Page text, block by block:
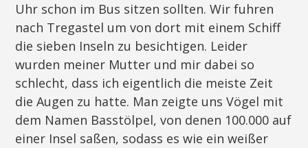
Uhr schon im Bus sitzen sollten. Wir fuhren
nach Tregastel um von dort mit einem Schiff
die sieben Inseln zu besichtigen. Leider
wurden meiner Mutter und mir dabei so
schlecht, dass ich eigentlich die meiste Zeit
die Augen zu hatte. Man zeigte uns Vögel mit
dem Namen Basstölpel, von denen 100.000 auf
einer Insel saßen, sodass es wie ein weißer